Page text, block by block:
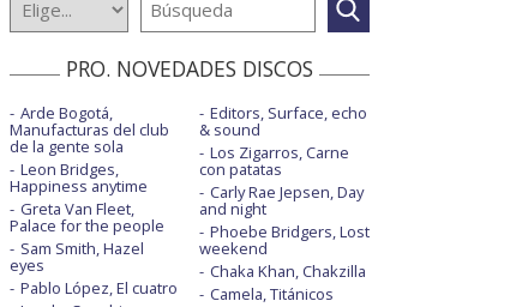
PRO. NOVEDADES DISCOS
Arde Bogotá,
Manufacturas del club
de la gente sola
Leon Bridges,
Happiness anytime
Greta Van Fleet,
Palace for the people
Sam Smith, Hazel
eyes
Pablo López, El cuatro
Editors, Surface, echo
& sound
Los Zigarros, Carne
con patatas
Carly Rae Jepsen, Day
and night
Phoebe Bridgers, Lost
weekend
Chaka Khan, Chakzilla
Camela, Titánicos